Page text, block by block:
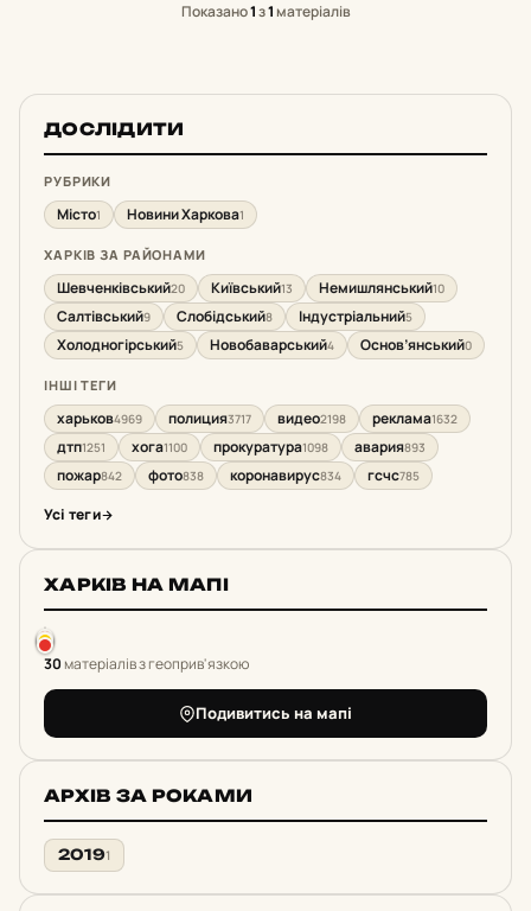
Показано1з1матеріалів
ДОСЛІДИТИ
РУБРИКИ
Місто1 Новини Харкова1
ХАРКІВ ЗА РАЙОНАМИ
Шевченківський20 Київський13 Немишлянський10
Салтівський9 Слобідський8 Індустріальний5
Холодногірський5 Новобаварський4 Основ’янський0
ІНШІ ТЕГИ
харьков4969 полиция3717 видео2198 реклама1632
дтп1251 хога1100 прокуратура1098 авария893
пожар842 фото838 коронавирус834 гсчс785
Усі теги
ХАРКІВ НА МАПІ
30матеріалів з геоприв'язкою
Подивитись на мапі
АРХІВ ЗА РОКАМИ
20191